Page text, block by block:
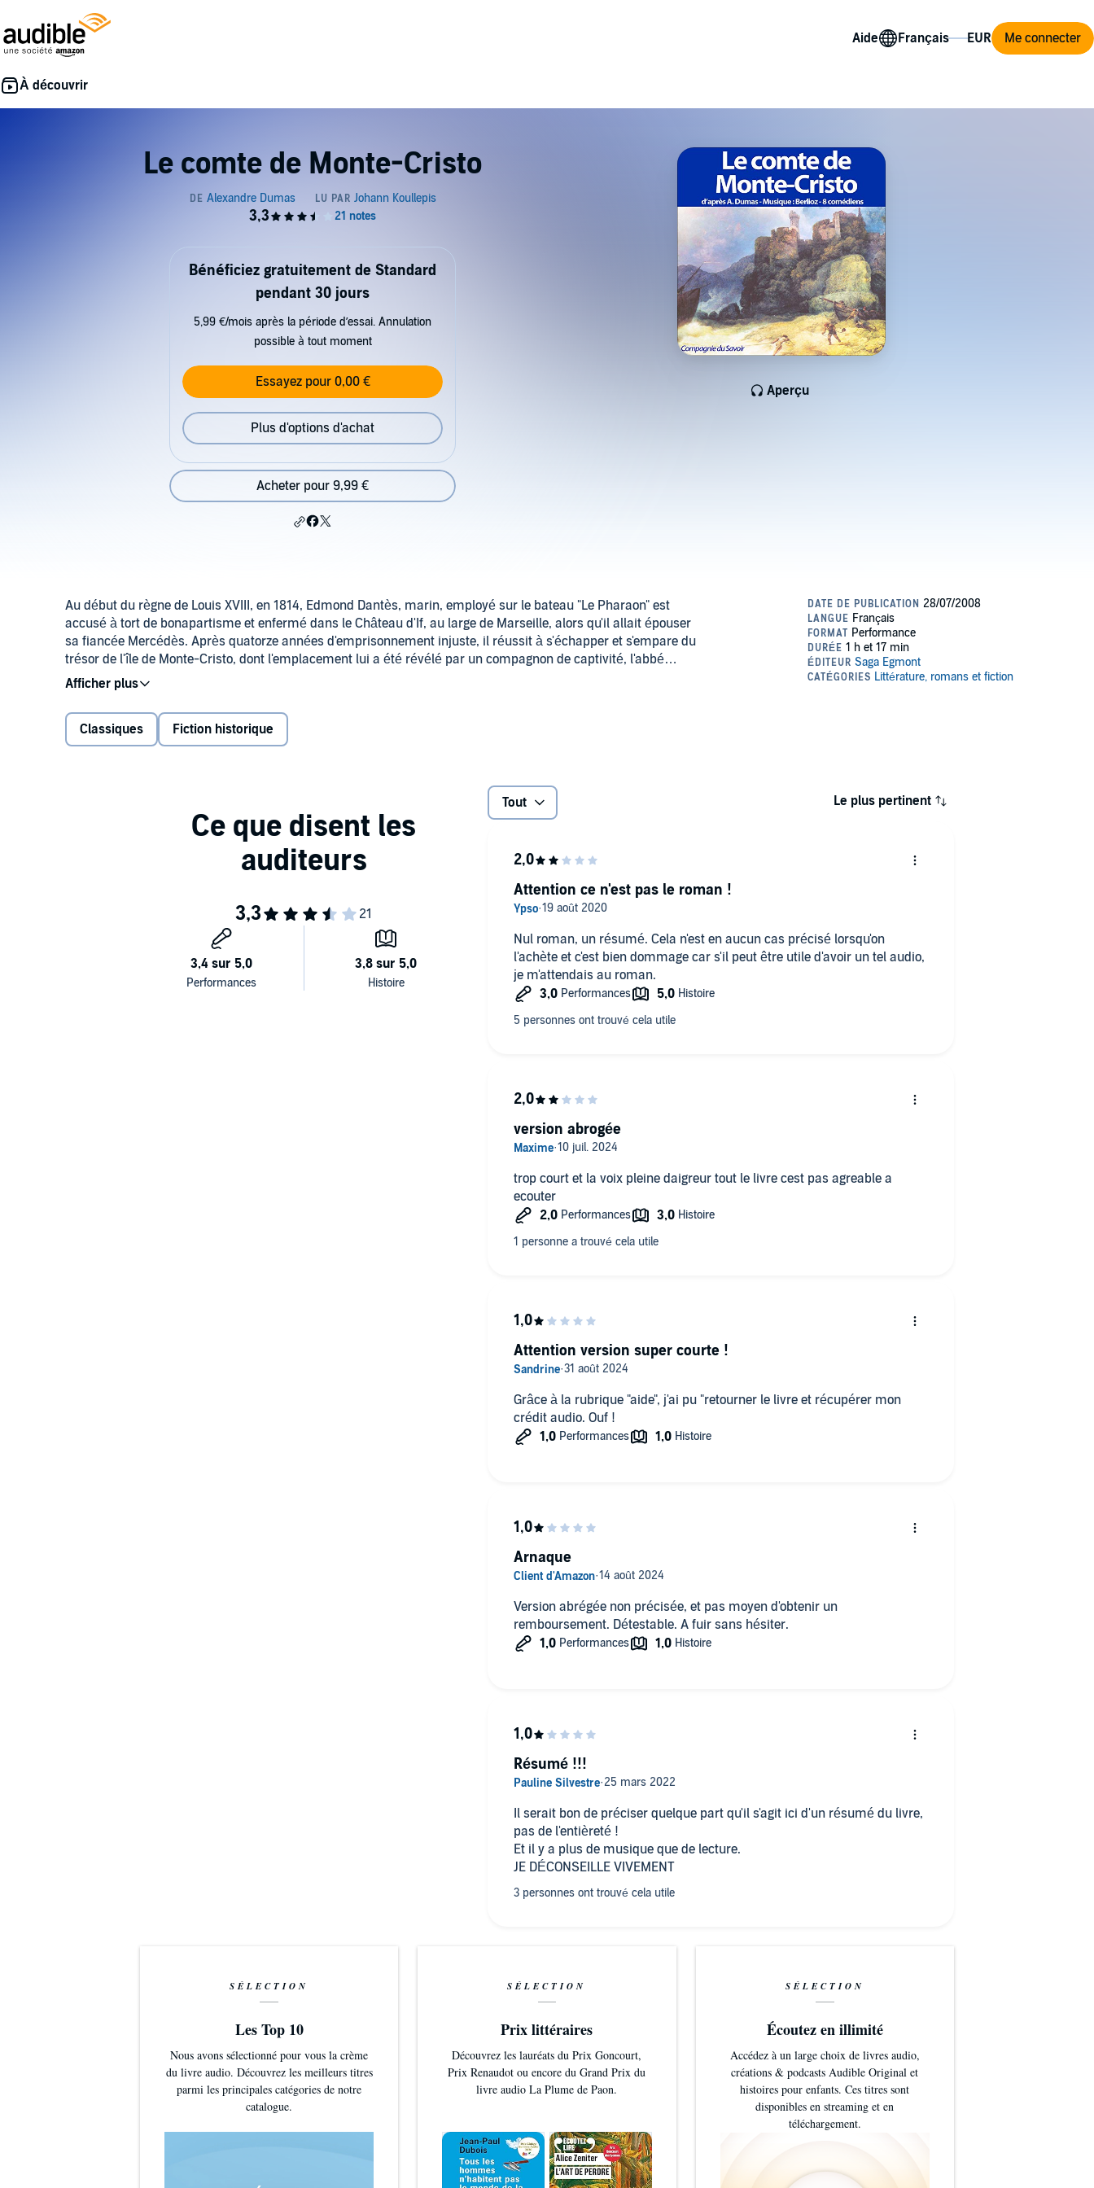
Aide Me connecter
Le comte de Monte-Cristo
Aperçu
Bénéficiez gratuitement de Standard
pendant 30 jours
5,99 €/mois après la période d’essai. Annulation
possible à tout moment
Essayez pour 0,00 €
Plus d'options d'achat
Acheter pour 9,99 €
Au début du règne de Louis XVIII, en 1814, Edmond Dantès, marin, employé sur le bateau "Le Pharaon" est
accusé à tort de bonapartisme et enfermé dans le Château d'If, au large de Marseille, alors qu'il allait épouser
sa fiancée Mercédès. Après quatorze années d'emprisonnement injuste, il réussit à s'échapper et s'empare du
trésor de l'île de Monte-Cristo, dont l'emplacement lui a été révélé par un compagnon de captivité, l'abbé
Faria. Devenu riche et puissant, il entreprend, sous le nom de comte de Monte-Cristo, de se venger, implacable
et méthodique, de ceux qui l'ont accusé ou ont bénéficié directement de son incarcération pour s'élever dans
la société.
Ce roman historique sur l'obsession de se venger captive petits et grands depuis plus de 160 ans. Ce livre est
Classiques Fiction historique
Tout Le plus pertinent
Nul roman, un résumé. Cela n'est en aucun cas précisé lorsqu'on
l'achète et c'est bien dommage car s'il peut être utile d'avoir un tel audio,
je m'attendais au roman.
Attention ce n'est pas le roman !
trop court et la voix pleine daigreur tout le livre cest pas agreable a
ecouter
version abrogée
Grâce à la rubrique "aide", j'ai pu "retourner le livre et récupérer mon
crédit audio. Ouf !
Attention version super courte !
Version abrégée non précisée, et pas moyen d'obtenir un
remboursement. Détestable. A fuir sans hésiter.
Arnaque
Il serait bon de préciser quelque part qu'il s'agit ici d'un résumé du livre,
pas de l'entièreté !
Et il y a plus de musique que de lecture.
JE DÉCONSEILLE VIVEMENT
Résumé !!!
SÉLECTION
Les Top 10
Nous avons sélectionné pour vous la crème
du livre audio. Découvrez les meilleurs titres
parmi les principales catégories de notre
catalogue.
SÉLECTION
Prix littéraires
Découvrez les lauréats du Prix Goncourt,
Prix Renaudot ou encore du Grand Prix du
livre audio La Plume de Paon.
SÉLECTION
Écoutez en illimité
Accédez à un large choix de livres audio,
créations & podcasts Audible Original et
histoires pour enfants. Ces titres sont
disponibles en streaming et en
téléchargement.